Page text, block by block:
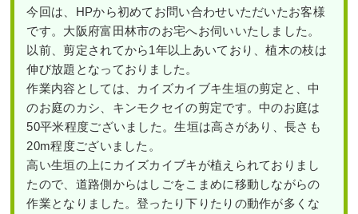
今回は、HPから初めてお問い合わせいただいたお客様
です。大阪府富田林市のお宅へお伺いいたしました。
以前、剪定されてから1年以上あいており、植木の枝は
伸び放題となっておりました。
作業内容としては、カイズカイブキ生垣の剪定と、中
のお庭のカシ、キンモクセイの剪定です。中のお庭は
50平米程度ございました。生垣は高さがあり、長さも
20m程度ございました。
高い生垣の上にカイズカイブキが植えられておりまし
たので、道路側からはしごをこまめに移動しながらの
作業となりました。登ったり下りたりの動作が多くな